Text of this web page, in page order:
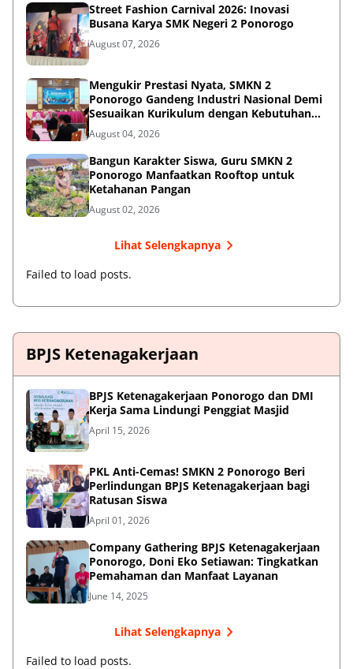
Street Fashion Carnival 2026: Inovasi
Busana Karya SMK Negeri 2 Ponorogo
August 07, 2026
Mengukir Prestasi Nyata, SMKN 2
Ponorogo Gandeng Industri Nasional Demi
Sesuaikan Kurikulum dengan Kebutuhan
Dunia Kerja
August 04, 2026
Bangun Karakter Siswa, Guru SMKN 2
Ponorogo Manfaatkan Rooftop untuk
Ketahanan Pangan
August 02, 2026
Lihat Selengkapnya
Failed to load posts.
BPJS Ketenagakerjaan
BPJS Ketenagakerjaan Ponorogo dan DMI
Kerja Sama Lindungi Penggiat Masjid
April 15, 2026
PKL Anti-Cemas! SMKN 2 Ponorogo Beri
Perlindungan BPJS Ketenagakerjaan bagi
Ratusan Siswa
April 01, 2026
Company Gathering BPJS Ketenagakerjaan
Ponorogo, Doni Eko Setiawan: Tingkatkan
Pemahaman dan Manfaat Layanan
June 14, 2025
Lihat Selengkapnya
Failed to load posts.